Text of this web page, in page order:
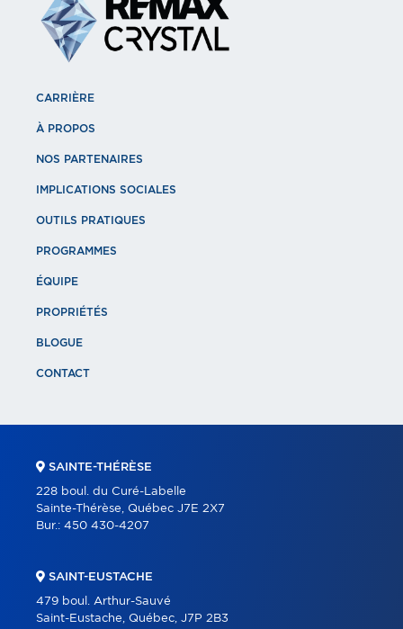
CARRIÈRE
À PROPOS
NOS PARTENAIRES
IMPLICATIONS SOCIALES
OUTILS PRATIQUES
PROGRAMMES
ÉQUIPE
PROPRIÉTÉS
BLOGUE
CONTACT
SAINTE-THÉRÈSE
228 boul. du Curé-Labelle
Sainte-Thérèse, Québec J7E 2X7
Bur.: 450 430-4207
SAINT-EUSTACHE
479 boul. Arthur-Sauvé
Saint-Eustache, Québec, J7P 2B3